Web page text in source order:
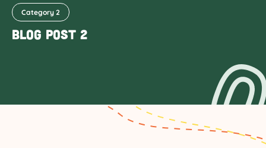
Category 2
Blog Post 2